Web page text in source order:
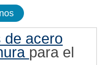
de acero
para el